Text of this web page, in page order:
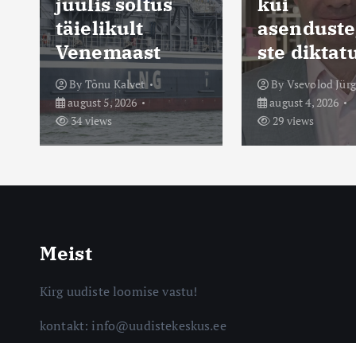
asendustegevu
ste diktatuur
By Vsevolod Jürgenson
august 4, 2026
29 views
ste
By Mario
august 3, 2026
60 views
Meist
Kirg uudiste loomise vastu!
kontakt: info@uudistekeskus.ee